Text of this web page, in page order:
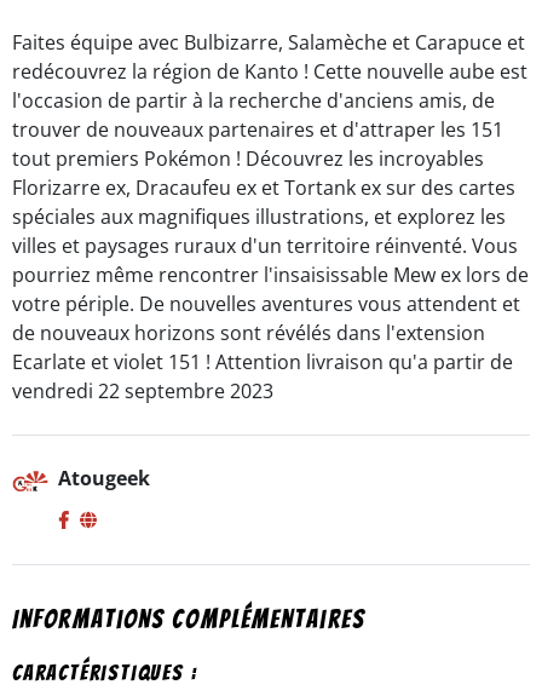
Faites équipe avec Bulbizarre, Salamèche et Carapuce et
redécouvrez la région de Kanto ! Cette nouvelle aube est
l'occasion de partir à la recherche d'anciens amis, de
trouver de nouveaux partenaires et d'attraper les 151
tout premiers Pokémon ! Découvrez les incroyables
Florizarre ex, Dracaufeu ex et Tortank ex sur des cartes
spéciales aux magnifiques illustrations, et explorez les
villes et paysages ruraux d'un territoire réinventé. Vous
pourriez même rencontrer l'insaisissable Mew ex lors de
votre périple. De nouvelles aventures vous attendent et
de nouveaux horizons sont révélés dans l'extension
Ecarlate et violet 151 ! Attention livraison qu'a partir de
vendredi 22 septembre 2023
Atougeek
Informations complémentaires
Caractéristiques :